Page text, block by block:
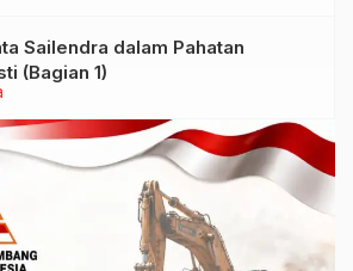
Sailendra dalam Pahatan
(Bagian 1)